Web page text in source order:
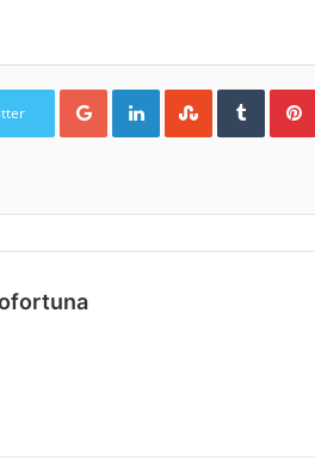
Google+LinkedInStumbleUpon
Tumblr